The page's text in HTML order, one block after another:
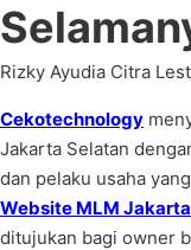
Rizky Ayudia Citra
Cekotechnology
Jakarta Selatan
dan pelaku usaha
Website MLM
ditujukan bagi owner